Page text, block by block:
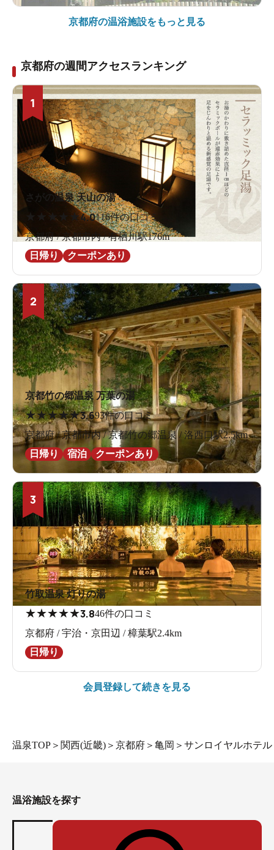
京都府の温浴施設をもっと見る
京都府の週間アクセスランキング
1
さがの温泉 天山の湯
★ ★ ★4.0116件の口コミ
京都府 / 京都市内 / 有栖川駅176m
日帰り
クーポンあり
2
京都竹の郷温泉 万葉の湯
★★★★★3.693件の口コミ
京都府 / 京都市内 / 京都竹の郷温泉 / 洛西口駅2.5km
日帰り
宿泊 クーポンあり
3
竹取温泉 灯りの湯
★★★★★3.846件の口コミ
京都府 / 宇治・京田辺 / 樟葉駅2.4km
日帰り
会員登録して続きを見る
温泉TOP ＞ 関西(近畿) ＞ 京都府 ＞ 亀岡 ＞ サンロイヤルホテ
温浴施設を探す